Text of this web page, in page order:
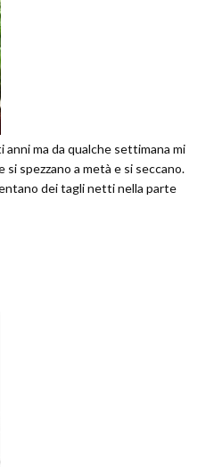
anni ma da qualche settimana mi
spezzano a metà e si seccano.
dei tagli netti nella parte